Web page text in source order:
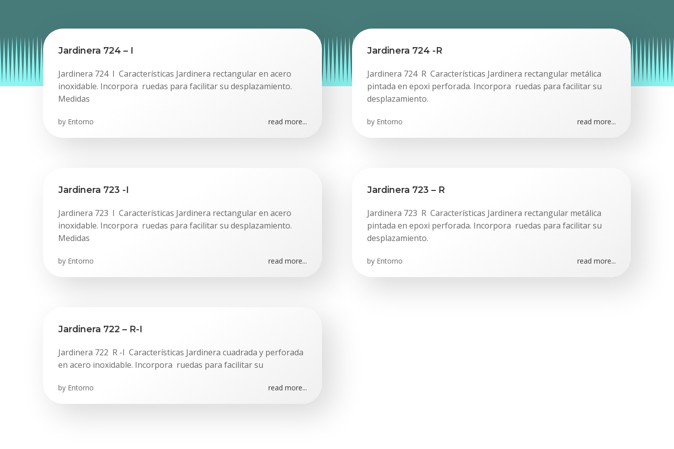
Jardinera 724 – I
Jardinera 724 I Características Jardinera rectangular en acero
inoxidable. Incorpora ruedas para facilitar su desplazamiento.
Medidas
by Entorno read more...
Jardinera 724 -R
Jardinera 724 R Características Jardinera rectangular metálica
pintada en epoxi perforada. Incorpora ruedas para facilitar su
desplazamiento.
by Entorno read more...
Jardinera 723 -I
Jardinera 723 I Características Jardinera rectangular en acero
inoxidable. Incorpora ruedas para facilitar su desplazamiento.
Medidas
by Entorno read more...
Jardinera 723 – R
Jardinera 723 R Características Jardinera rectangular metálica
pintada en epoxi perforada. Incorpora ruedas para facilitar su
desplazamiento.
by Entorno read more...
Jardinera 722 – R-I
Jardinera 722 R -I Características Jardinera cuadrada y perforada
en acero inoxidable. Incorpora ruedas para facilitar su
by Entorno read more...